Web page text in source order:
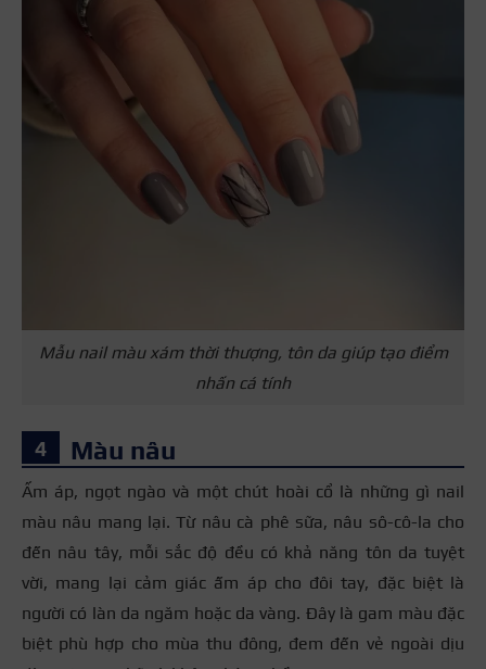
Mẫu nail màu xám thời thượng, tôn da giúp tạo điểm
nhấn cá tính
Màu nâu
Ấm áp, ngọt ngào và một chút hoài cổ là những gì nail
màu nâu mang lại. Từ nâu cà phê sữa, nâu sô-cô-la cho
đến nâu tây, mỗi sắc độ đều có khả năng tôn da tuyệt
vời, mang lại cảm giác ấm áp cho đôi tay, đặc biệt là
người có làn da ngăm hoặc da vàng. Đây là gam màu đặc
biệt phù hợp cho mùa thu đông, đem đến vẻ ngoài dịu